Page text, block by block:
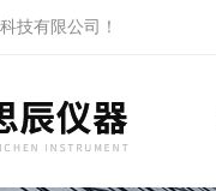
技有限公司 ！